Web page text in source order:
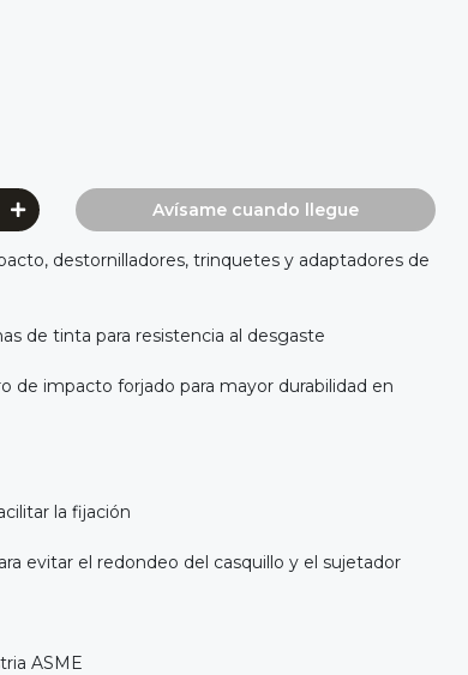
Avísame cuando llegue
destornilladores, trinquetes y adaptadores de
de tinta para resistencia al desgaste
de impacto forjado para mayor durabilidad en
la fijación
evitar el redondeo del casquillo y el sujetador
ASME